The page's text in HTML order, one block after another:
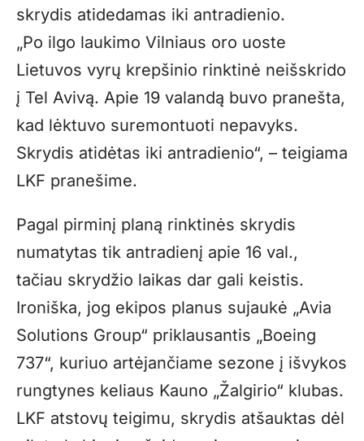
skrydis atidedamas iki antradienio.
„Po ilgo laukimo Vilniaus oro uoste
Lietuvos vyrų krepšinio rinktinė neišskrido
į Tel Avivą. Apie 19 valandą buvo pranešta,
kad lėktuvo suremontuoti nepavyks.
Skrydis atidėtas iki antradienio“, – teigiama
LKF pranešime.
Pagal pirminį planą rinktinės skrydis
numatytas tik antradienį apie 16 val.,
tačiau skrydžio laikas dar gali keistis.
Ironiška, jog ekipos planus sujaukė „Avia
Solutions Group“ priklausantis „Boeing
737“, kuriuo artėjančiame sezone į išvykos
rungtynes keliaus Kauno „Žalgirio“ klubas.
LKF atstovų teigimu, skrydis atšauktas dėl